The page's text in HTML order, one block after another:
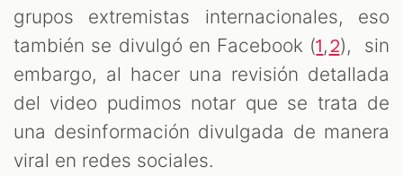
grupos extremistas internacionales, eso
también se divulgó en Facebook (1,2), sin
embargo, al hacer una revisión detallada
del video pudimos notar que se trata de
una desinformación divulgada de manera
viral en redes sociales.